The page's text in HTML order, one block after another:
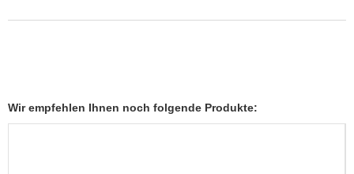
Wir empfehlen Ihnen noch folgende Produkte: